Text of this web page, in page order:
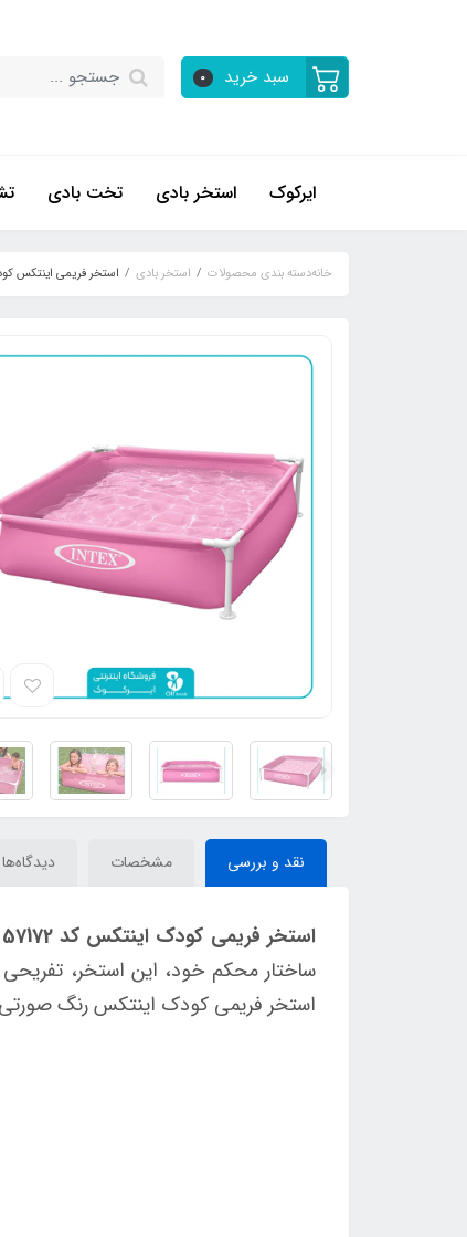
سبد خرید 0
ایرکوک استخر بادی تخت بادی
خانهدسته بندی محصولات استخر بادی استخر فریمی اینتکس کودک
نقد و بررسی مشخصات دیدگاه‌ها
استخر فریمی کودک اینتکس کد 57172
ساختار محکم خود، این استخر،
استخر فریمی کودک اینتکس رنگ صورتی کد 57172 را بررسی